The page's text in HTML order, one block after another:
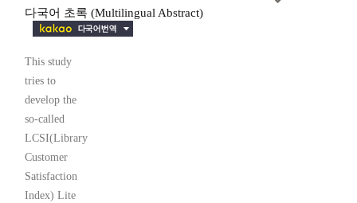
다국어 초록 (Multilingual Abstract)
This study
tries to
develop the
so-called
LCSI(Library
Customer
Satisfaction
Index) Lite